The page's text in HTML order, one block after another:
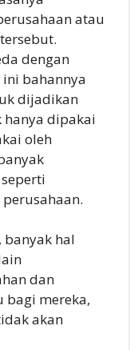
atau
dengan
ini bahannya
dijadikan
hanya dipakai
oleh
banyak hal
dan
bagi mereka,
akan